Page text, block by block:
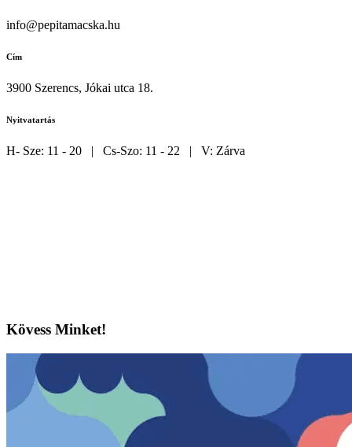
info@pepitamacska.hu
Cím
3900 Szerencs, Jókai utca 18.
Nyitvatartás
H- Sze: 11 - 20 | Cs-Szo: 11 - 22 | V: Zárva
Kövess Minket!